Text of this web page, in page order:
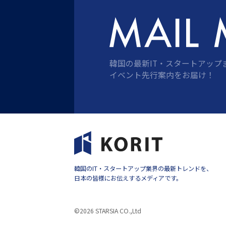
韓国の最新IT・スタートアップ
イベント先行案内をお届け！
韓国のIT・スタートアップ業界の最新トレンドを、
日本の皆様にお伝えするメディアです。
©2026 STARSIA CO.,Ltd